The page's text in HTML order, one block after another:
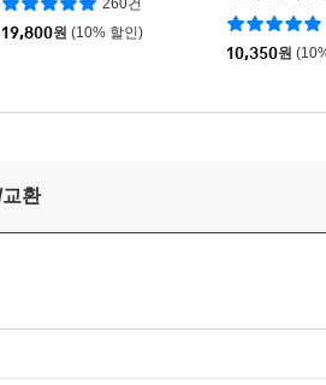
19,800원 (10% 할인)
역본)
10,350원
환